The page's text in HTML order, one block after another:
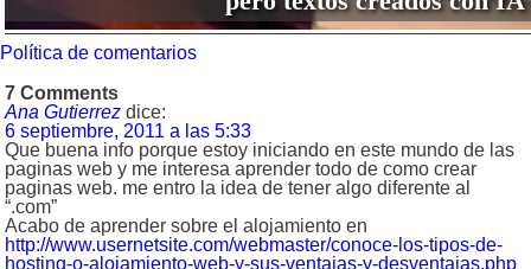
Política de comentarios
7 Comments
Ana Gutierrez dice:
6 septiembre, 2011 a las 5:33
Que buena info porque estoy iniciando en este mundo de las
paginas web y me interesa aprender todo de como crear
paginas web. me entro la idea de tener algo diferente al
“.com”
Acabo de aprender sobre el alojamiento en
http://www.usernetsite.com/webmaster/conoce-los-tipos-de-
hosting-o-alojamiento-web-y-sus-ventajas-y-desventajas.php